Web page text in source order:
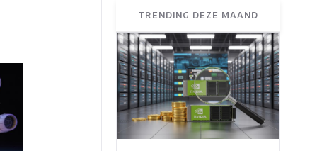
TRENDING DEZE MAAND